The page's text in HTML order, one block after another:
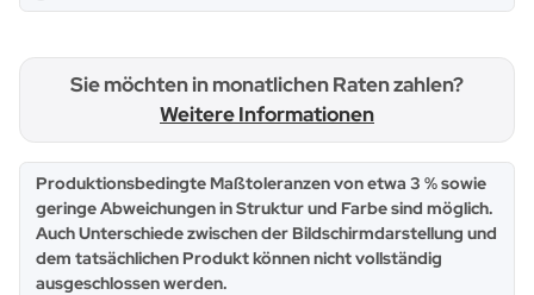
Sie möchten in monatlichen Raten zahlen?
Weitere Informationen
x
Produktionsbedingte Maßtoleranzen von etwa 3 % sowie
geringe Abweichungen in Struktur und Farbe sind möglich.
Auch Unterschiede zwischen der Bildschirmdarstellung und
dem tatsächlichen Produkt können nicht vollständig
ausgeschlossen werden.